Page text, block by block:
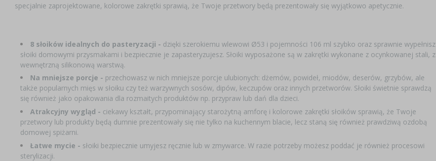
specjalnie zaprojektowane, kolorowe zakrętki sprawią, że Twoje przetwory będą prezentowały się wyjątkowo apetycznie.
8 słoików idealnych do pasteryzacji - dzięki szerokiemu wlewowi Ø53 i pojemności 106 ml szybko oraz sprawnie wypełnisz
słoiki domowymi przysmakami i bezpiecznie je zapasteryzujesz. Słoiki wyposażone są w zakrętki wykonane z ocynkowanej stali, z
wewnętrzną silikonową warstwą.
Na mniejsze porcje - przechowasz w nich mniejsze porcje ulubionych: dżemów, powideł, miodów, deserów, grzybów, ale
także popularnych mięs w słoiku czy też warzywnych sosów, dipów, keczupów oraz innych przetworów. Słoiki świetnie sprawdzą
się również jako opakowania dla rozmaitych produktów np. przypraw lub dań dla dzieci.
Atrakcyjny wygląd - ciekawy kształt, przypominający starożytną amforę i kolorowe zakrętki słoików sprawią, że Twoje
przetwory lub produkty będą dumnie prezentowały się nie tylko na kuchennym blacie, lecz staną się również prawdziwą ozdobą
domowej spiżarni.
Łatwe mycie - słoiki bezpiecznie umyjesz ręcznie lub w zmywarce. W razie potrzeby możesz poddać je również procesowi
sterylizacji.